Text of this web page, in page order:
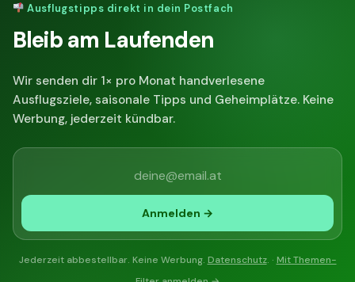
Ausflugstipps direkt in dein Postfach
Bleib am Laufenden
Wir senden dir 1× pro Monat handverlesene
Ausflugsziele, saisonale Tipps und Geheimplätze. Keine
Werbung, jederzeit kündbar.
Anmelden →
Jederzeit abbestellbar. Keine Werbung. Datenschutz. · Mit Themen-